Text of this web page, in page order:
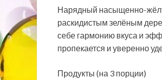
Нарядный насыщенно-
раскидистым зелёным
себе гармонию вкуса и
пропекается и уверенно
Продукты (на 3 порции)